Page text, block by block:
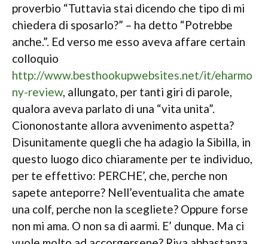
proverbio “Tuttavia stai dicendo che tipo di mi
chiedera di sposarlo?” – ha detto “Potrebbe
anche.”. Ed verso me esso aveva affare certain
colloquio
http://www.besthookupwebsites.net/it/eharmo
ny-review, allungato, per tanti giri di parole,
qualora aveva parlato di una “vita unita”.
Ciononostante allora avvenimento aspetta?
Disunitamente quegli che ha adagio la Sibilla, in
questo luogo dico chiaramente per te individuo,
per te effettivo: PERCHE’, che, perche non
sapete anteporre? Nell’eventualita che amate
una colf, perche non la scegliete? Oppure forse
non mi ama. O non sa di aarmi. E’ dunque. Ma ci